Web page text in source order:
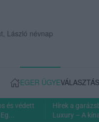
László névnap
EGER ÜGYE
és védett
Hírek a
Luxury – A